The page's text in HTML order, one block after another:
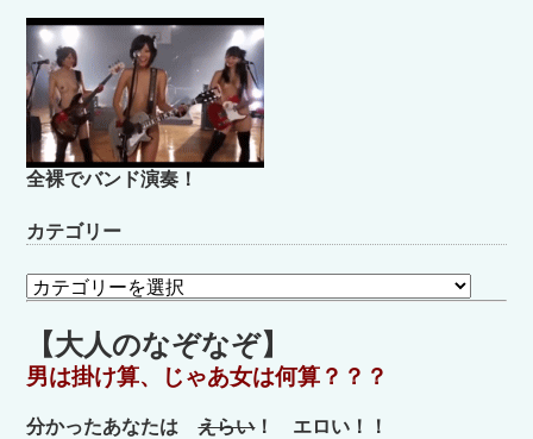
全裸でバンド演奏！
カテゴリー
カ
テ
ゴ
リ
ー
【大人のなぞなぞ】
男は掛け算、じゃあ女は何算？？？
分かったあなたはえらい！ エロい！！